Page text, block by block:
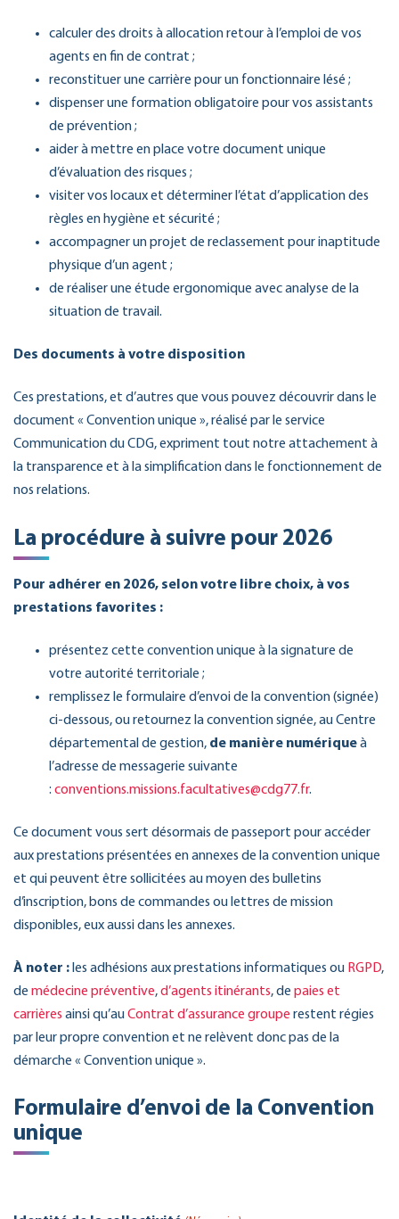
calculer des droits à allocation retour à l’emploi de vos
agents en fin de contrat ;
reconstituer une carrière pour un fonctionnaire lésé ;
dispenser une formation obligatoire pour vos assistants
de prévention ;
aider à mettre en place votre document unique
d’évaluation des risques ;
visiter vos locaux et déterminer l’état d’application des
règles en hygiène et sécurité ;
accompagner un projet de reclassement pour inaptitude
physique d’un agent ;
de réaliser une étude ergonomique avec analyse de la
situation de travail.
Des documents à votre disposition
Ces prestations, et d’autres que vous pouvez découvrir dans le
document « Convention unique », réalisé par le service
Communication du CDG, expriment tout notre attachement à
la transparence et à la simplification dans le fonctionnement de
nos relations.
La procédure à suivre pour 2026
Pour adhérer en 2026, selon votre libre choix, à vos
prestations favorites :
présentez cette convention unique à la signature de
votre autorité territoriale ;
remplissez le formulaire d’envoi de la convention (signée)
ci-dessous, ou retournez la convention signée, au Centre
départemental de gestion, de manière numériqueà
l’adresse de messagerie suivante
: conventions.missions.facultatives@cdg77.fr.
Ce document vous sert désormais de passeport pour accéder
aux prestations présentées en annexes de la convention unique
et qui peuvent être sollicitées au moyen des bulletins
d’inscription, bons de commandes ou lettres de mission
disponibles, eux aussi dans les annexes.
À noter : les adhésions aux prestations informatiques ou RGPD,
de médecine préventive,d’agents itinérants, de paies et
carrières ainsi qu’auContrat d’assurance groupe restent régies
par leur propre convention et ne relèvent donc pas de la
démarche « Convention unique ».
Formulaire d’envoi de la Convention
unique